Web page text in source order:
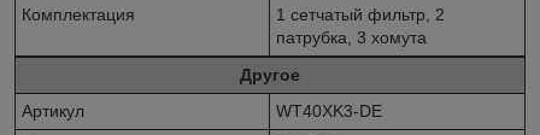
Комплектация
1 сетчатый фильтр, 2
патрубка, 3 хомута
Другое
Артикул
WT40XK3-DE